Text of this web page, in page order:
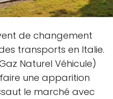
de changement
transports en Italie.
Naturel Véhicule)
une apparition
le marché avec